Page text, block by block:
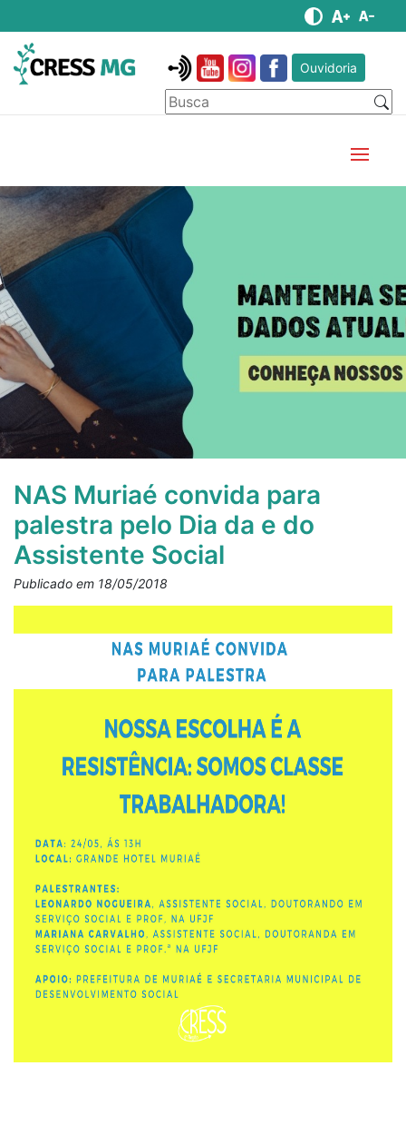
Ouvidoria
NAS Muriaé convida para
palestra pelo Dia da e do
Assistente Social
Publicado em 18/05/2018